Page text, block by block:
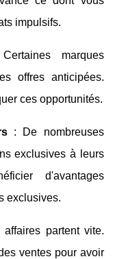
impulsifs.
marques
offres anticipées.
ces opportunités.
: De nombreuses
exclusives à leurs
d'avantages
exclusives.
partent vite.
ventes pour avoir